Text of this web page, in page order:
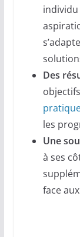
Des
les
Une
à ses
face